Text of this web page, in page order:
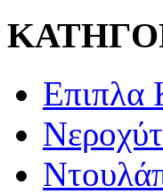
Επιπλα